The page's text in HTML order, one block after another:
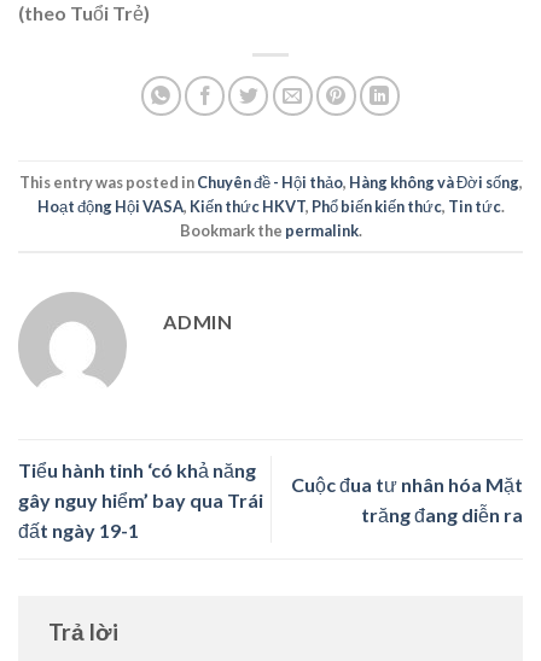
(theo Tuổi Trẻ)
This entry was posted inChuyên đề - Hội thảo, Hàng không và Đời sống,
Hoạt động Hội VASA, Kiến thức HKVT, Phổ biến kiến thức, Tin tức.
Bookmark the permalink.
ADMIN
Tiểu hành tinh ‘có khả năng
gây nguy hiểm’ bay qua Trái
đất ngày 19-1
Cuộc đua tư nhân hóa Mặt
trăng đang diễn ra
Trả lời